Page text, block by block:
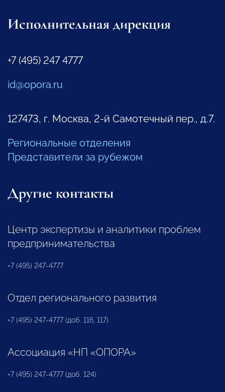
Исполнительная дирекция
+7 (495) 247 4777
id@opora.ru
127473, г. Москва, 2-й Самотечный пер., д.7.
Региональные отделения
Представители за рубежом
Другие контакты
Центр экспертизы и аналитики проблем
предпринимательства
+7 (495) 247-4777
Отдел регионального развития
+7 (495) 247-4777 (доб. 116, 117)
Ассоциация «НП «ОПОРА»
+7 (495) 247-4777 (доб. 124)